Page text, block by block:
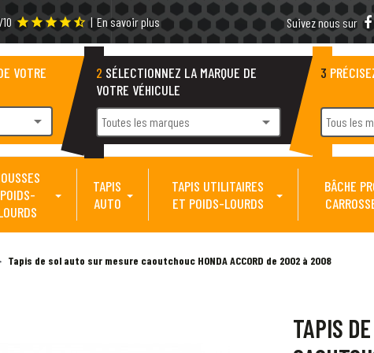
star starstarstarstar_half | En savoir plus Suivez nous sur
VOTRE
arrow_drop_down
2 SÉLECTIONNEZ LA MARQUE DE
VOTRE VÉHICULE
Toutes les marques arrow_drop_down
3
Tous les
POIDS-
TAPIS
AUTO
TAPIS UTILITAIRES
ET POIDS-LOURDS
BÂCHE
Tapis de sol auto sur mesure caoutchouc HONDA ACCORD de 2002 à 2008
TAPIS